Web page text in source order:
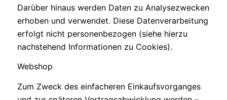
Darüber hinaus werden Daten zu Analysezwecken
erhoben und verwendet. Diese Datenverarbeitung
erfolgt nicht personenbezogen (siehe hierzu
nachstehend Informationen zu Cookies).
Webshop
Zum Zweck des einfacheren Einkaufsvorganges